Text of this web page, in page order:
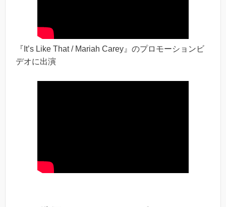
『It’s Like That / Mariah Carey』のプロモーションビ
デオに出演